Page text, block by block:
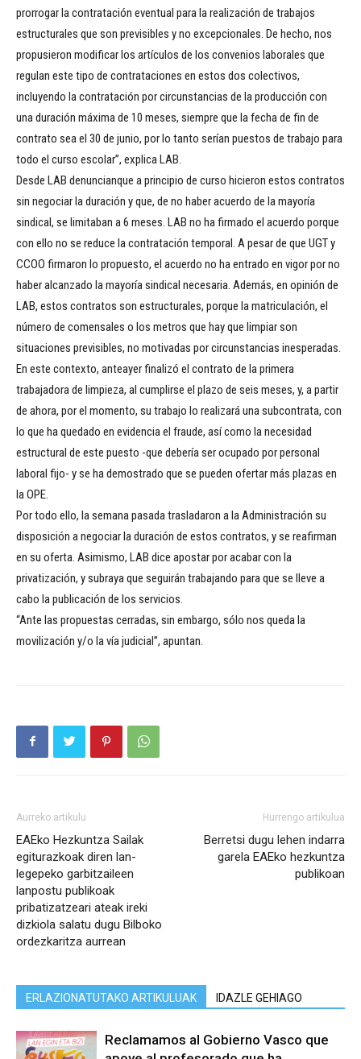
prorrogar la contratación eventual para la realización de trabajos
estructurales que son previsibles y no excepcionales. De hecho, nos
propusieron modificar los artículos de los convenios laborales que
regulan este tipo de contrataciones en estos dos colectivos,
incluyendo la contratación por circunstancias de la producción con
una duración máxima de 10 meses, siempre que la fecha de fin de
contrato sea el 30 de junio, por lo tanto serían puestos de trabajo para
todo el curso escolar”, explica LAB.
Desde LAB denuncianque a principio de curso hicieron estos contratos
sin negociar la duración y que, de no haber acuerdo de la mayoría
sindical, se limitaban a 6 meses. LAB no ha firmado el acuerdo porque
con ello no se reduce la contratación temporal. A pesar de que UGT y
CCOO firmaron lo propuesto, el acuerdo no ha entrado en vigor por no
haber alcanzado la mayoría sindical necesaria. Además, en opinión de
LAB, estos contratos son estructurales, porque la matriculación, el
número de comensales o los metros que hay que limpiar son
situaciones previsibles, no motivadas por circunstancias inesperadas.
En este contexto, anteayer finalizó el contrato de la primera
trabajadora de limpieza, al cumplirse el plazo de seis meses, y, a partir
de ahora, por el momento, su trabajo lo realizará una subcontrata, con
lo que ha quedado en evidencia el fraude, así como la necesidad
estructural de este puesto -que debería ser ocupado por personal
laboral fijo- y se ha demostrado que se pueden ofertar más plazas en
la OPE.
Por todo ello, la semana pasada trasladaron a la Administración su
disposición a negociar la duración de estos contratos, y se reafirman
en su oferta. Asimismo, LAB dice apostar por acabar con la
privatización, y subraya que seguirán trabajando para que se lleve a
cabo la publicación de los servicios.
“Ante las propuestas cerradas, sin embargo, sólo nos queda la
movilización y/o la vía judicial”, apuntan.
Aurreko artikulu
EAEko Hezkuntza Sailak
egiturazkoak diren lan-
legepeko garbitzaileen
lanpostu publikoak
pribatizatzeari ateak ireki
dizkiola salatu dugu Bilboko
ordezkaritza aurrean
Hurrengo artikulua
Berretsi dugu lehen indarra
garela EAEko hezkuntza
publikoan
ERLAZIONATUTAKO ARTIKULUAK IDAZLE GEHIAGO
Reclamamos al Gobierno Vasco que